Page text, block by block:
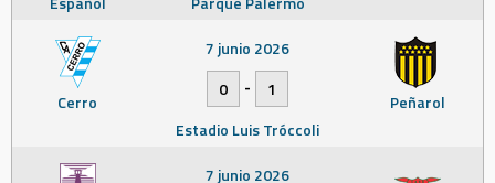
Cerro Peñarol
7 junio 2026
0
-
1
Estadio Luis Tróccoli
7 junio 2026